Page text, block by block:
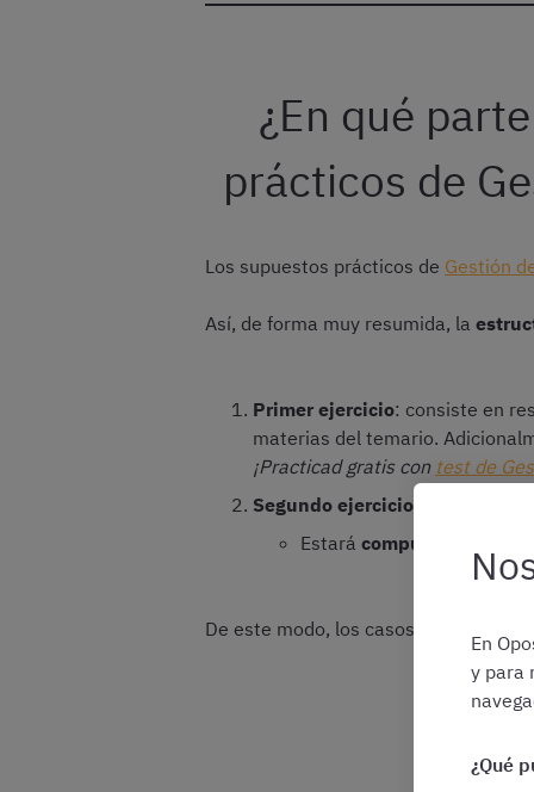
¿En qué
prácticos de
Los supuestos prácticos de Gestión
Así, de forma muy resumida, la
Primer ejercicio: consiste en
materias del temario.
¡Practicad gratis con test de
Segundo ejercicio
Estará compuesto por 5
De este modo, los casos prácticos
En
y para
¿Qué